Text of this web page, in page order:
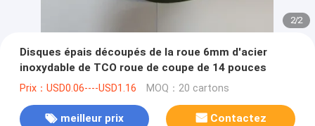
2/2
Disques épais découpés de la roue 6mm d'acier
inoxydable de TCO roue de coupe de 14 pouces
Prix：USD0.06----USD1.16 MOQ：20 cartons
meilleur prix Contactez